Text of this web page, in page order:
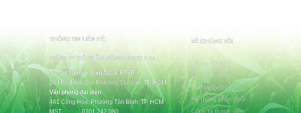
THÔNG TIN LIÊN HỆ
CÔNG TY CỔ PHẦN NÔNG DƯỢC HAI
Trụ sở chính – Viện NC & PTSP
28 Mạc Đĩnh Chi, Phường Sài Gòn, TP. HCM
Văn phòng đại diện
481 Cộng Hòa, Phường Tân Bình, TP. HCM
VỀ CHÚNG TÔI
Hồ sơ công ty
Sơ đồ tổ chức
Ban lãnh đạo
Hệ thống phân phối
Công ty thành viên